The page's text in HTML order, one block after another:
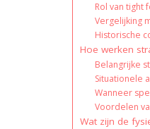
Rol van tight
Vergelijking
Historische
Hoe werken
Belangrijke
Situationele
Wanneer
Voordelen
Wat zijn de